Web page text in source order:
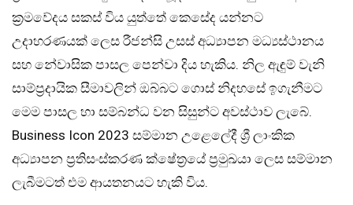
ක්‍රමවේදය සකස් විය යුත්තේ කෙසේද යන්නට
උදාහරණයක් ලෙස රීජන්සි උසස් අධ්‍යාපන මධ්‍යස්ථානය
සහ නේවාසික පාසල පෙන්වා දිය හැකිය. නිල ඇඳුම් වැනි
සාම්ප්‍රදායික සීමාවලින් ඔබ්බට ගොස් නිදහසේ ඉගැනීමට
මෙම පාසල හා සම්බන්ධ වන සිසුන්ට අවස්ථාව ලැබේ.
Business Icon 2023 සම්මාන උළෙලේදී ශ්‍රී ලාංකික
අධ්‍යාපන ප්‍රතිසංස්කරණ ක්ෂේත්‍රයේ ප්‍රමුඛයා ලෙස සම්මාන
ලැබීමටත් එම ආයතනයට හැකි විය.